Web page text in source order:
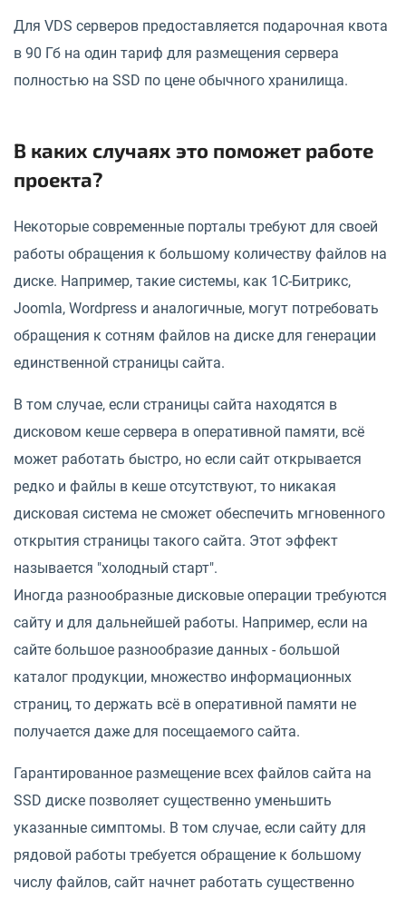
Для VDS серверов предоставляется подарочная квота
в 90 Гб на один тариф для размещения сервера
полностью на SSD по цене обычного хранилища.
В каких случаях это поможет работе
проекта?
Некоторые современные порталы требуют для своей
работы обращения к большому количеству файлов на
диске. Например, такие системы, как 1С-Битрикс,
Joomla, Wordpress и аналогичные, могут потребовать
обращения к сотням файлов на диске для генерации
единственной страницы сайта.
В том случае, если страницы сайта находятся в
дисковом кеше сервера в оперативной памяти, всё
может работать быстро, но если сайт открывается
редко и файлы в кеше отсутствуют, то никакая
дисковая система не сможет обеспечить мгновенного
открытия страницы такого сайта. Этот эффект
называется "холодный старт".
Иногда разнообразные дисковые операции требуются
сайту и для дальнейшей работы. Например, если на
сайте большое разнообразие данных - большой
каталог продукции, множество информационных
страниц, то держать всё в оперативной памяти не
получается даже для посещаемого сайта.
Гарантированное размещение всех файлов сайта на
SSD диске позволяет существенно уменьшить
указанные симптомы. В том случае, если сайту для
рядовой работы требуется обращение к большому
числу файлов, сайт начнет работать существенно